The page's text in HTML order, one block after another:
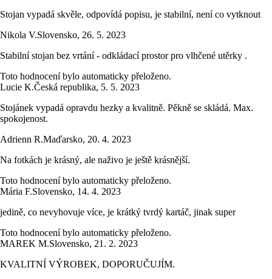
Stojan vypadá skvěle, odpovídá popisu, je stabilní, není co vytknout
Nikola V.Slovensko, 26. 5. 2023
Stabilní stojan bez vrtání - odkládací prostor pro vlhčené utěrky .
Toto hodnocení bylo automaticky přeloženo.
Lucie K.Česká republika, 5. 5. 2023
Stojánek vypadá opravdu hezky a kvalitně. Pěkně se skládá. Max.
spokojenost.
Adrienn R.Maďarsko, 20. 4. 2023
Na fotkách je krásný, ale naživo je ještě krásnější.
Toto hodnocení bylo automaticky přeloženo.
Mária F.Slovensko, 14. 4. 2023
jedině, co nevyhovuje více, je krátký tvrdý kartáč, jinak super
Toto hodnocení bylo automaticky přeloženo.
MAREK M.Slovensko, 21. 2. 2023
KVALITNÍ VÝROBEK, DOPORUČUJÍM.